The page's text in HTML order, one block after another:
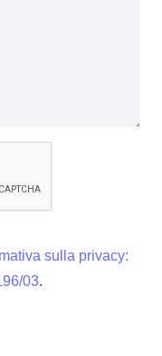
sulla privacy:
03.